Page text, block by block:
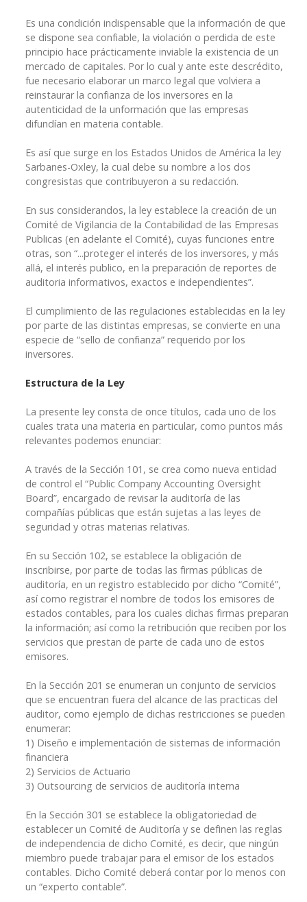
Es una condición indispensable que la información de que
se dispone sea confiable, la violación o perdida de este
principio hace prácticamente inviable la existencia de un
mercado de capitales. Por lo cual y ante este descrédito,
fue necesario elaborar un marco legal que volviera a
reinstaurar la confianza de los inversores en la
autenticidad de la unformación que las empresas
difundían en materia contable.
Es así que surge en los Estados Unidos de América la ley
Sarbanes-Oxley, la cual debe su nombre a los dos
congresistas que contribuyeron a su redacción.
En sus considerandos, la ley establece la creación de un
Comité de Vigilancia de la Contabilidad de las Empresas
Publicas (en adelante el Comité), cuyas funciones entre
otras, son “...proteger el interés de los inversores, y más
allá, el interés publico, en la preparación de reportes de
auditoria informativos, exactos e independientes”.
El cumplimiento de las regulaciones establecidas en la ley
por parte de las distintas empresas, se convierte en una
especie de “sello de confianza” requerido por los
inversores.
Estructura de la Ley
La presente ley consta de once títulos, cada uno de los
cuales trata una materia en particular, como puntos más
relevantes podemos enunciar:
A través de la Sección 101, se crea como nueva entidad
de control el “Public Company Accounting Oversight
Board”, encargado de revisar la auditoría de las
compañías públicas que están sujetas a las leyes de
seguridad y otras materias relativas.
En su Sección 102, se establece la obligación de
inscribirse, por parte de todas las firmas públicas de
auditoría, en un registro establecido por dicho “Comité”,
así como registrar el nombre de todos los emisores de
estados contables, para los cuales dichas firmas preparan
la información; así como la retribución que reciben por los
servicios que prestan de parte de cada uno de estos
emisores.
En la Sección 201 se enumeran un conjunto de servicios
que se encuentran fuera del alcance de las practicas del
auditor, como ejemplo de dichas restricciones se pueden
enumerar:
1) Diseño e implementación de sistemas de información
financiera
2) Servicios de Actuario
3) Outsourcing de servicios de auditoría interna
En la Sección 301 se establece la obligatoriedad de
establecer un Comité de Auditoría y se definen las reglas
de independencia de dicho Comité, es decir, que ningún
miembro puede trabajar para el emisor de los estados
contables. Dicho Comité deberá contar por lo menos con
un “experto contable”.